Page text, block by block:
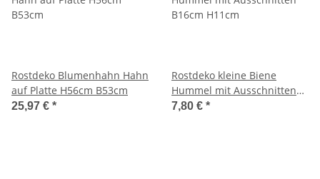
Rostdeko Blumenhahn Hahn
auf Platte H56cm B53cm
25,97 € *
Rostdeko kleine Biene
Hummel mit Ausschnitten
B16cm H11cm
7,80 € *